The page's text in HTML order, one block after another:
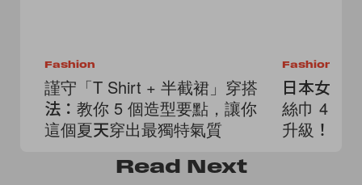
Fashion
謹守「T Shirt + 半截裙」穿搭
法：教你 5 個造型要點，讓你
這個夏天穿出最獨特氣質
Fashion
日本女生
絲巾 4 款
升級！
Read Next